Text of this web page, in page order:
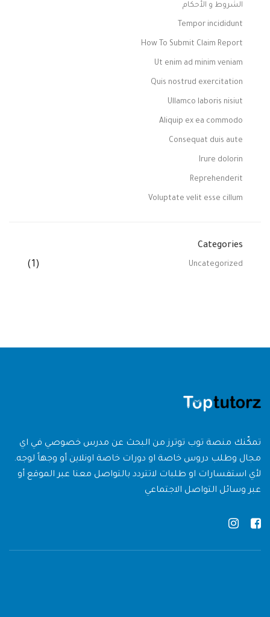
الشروط و الأحكام
Tempor incididunt
How To Submit Claim Report
Ut enim ad minim veniam
Quis nostrud exercitation
Ullamco laboris nisiut
Aliquip ex ea commodo
Consequat duis aute
Irure dolorin
Reprehenderit
Voluptate velit esse cillum
Categories
Uncategorized
(1)
تمكّنك منصة توب توترز من البحث عن مدرس خصوصي في اي
مجال وطلب دروس خاصة او دورات خاصة اونلاين أو وجهاً لوجه.
لأي استفسارات او طلبات لاتتردد بالتواصل معنا عبر الموقع أو
عبر وسائل التواصل الاجتماعي